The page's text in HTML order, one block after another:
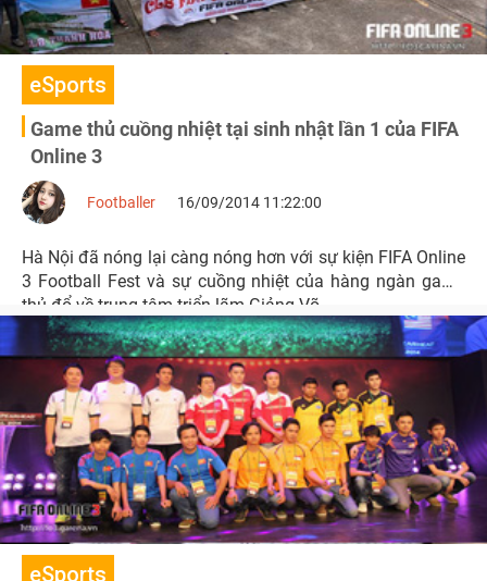
eSports
Game thủ cuồng nhiệt tại sinh nhật lần 1 của FIFA
Online 3
Footballer 16/09/2014 11:22:00
Hà Nội đã nóng lại càng nóng hơn với sự kiện FIFA Online
3 Football Fest và sự cuồng nhiệt của hàng ngàn game
thủ đổ về trung tâm triển lãm Giảng Võ.
eSports